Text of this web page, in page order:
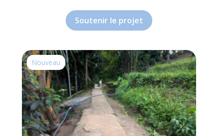
Soutenir le projet
Nouveau